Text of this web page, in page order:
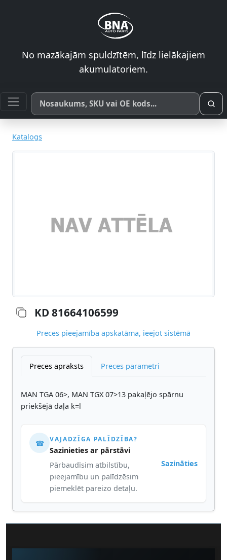
No mazākajām spuldzītēm, līdz lielākajiem
akumulatoriem.
Meklēt pēc produkta nosaukuma, SKU vai OE koda
Katalogs
KD 81664106599
Preces pieejamība apskatāma, ieejot sistēmā
Preces apraksts Preces parametri
MAN TGA 06>, MAN TGX 07>13 pakaļējo spārnu
priekšējā daļa k=l
☎ VAJADZĪGA PALĪDZĪBA?
Sazinieties ar pārstāvi
Pārbaudīsim atbilstību,
pieejamību un palīdzēsim
piemeklēt pareizo detaļu.
Sazināties